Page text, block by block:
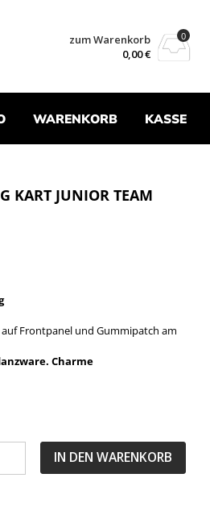
zum Warenkorb
0,00€
0
WARENKORB KASSE
KART JUNIOR TEAM
auf Frontpanel und Gummipatch am
Charme
IN DEN WARENKORB